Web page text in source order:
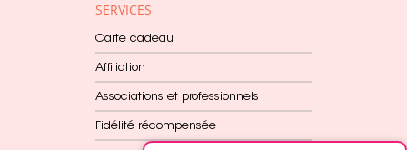
SERVICES
Carte cadeau
Affiliation
Associations et professionnels
Fidélité récompensée